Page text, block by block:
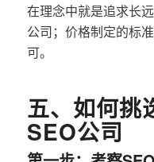
在理念中就是追求长
公司；价格制定的标
可。
五、如何挑
SEO公司